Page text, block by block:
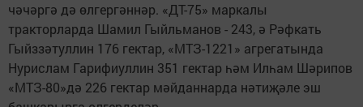
чәчәргә дә өлгергәннәр. «ДТ-75» маркалы
тракторларда Шамил Гыйльманов - 243, ә Рәфкать
Гыйззәтуллин 176 гектар, «МТЗ-1221» агрегатында
Нурислам Гарифиуллин 351 гектар һәм Илһам Шәрипов
«МТЗ-80»дә 226 гектар мәйданнарда нәтиҗәле эш